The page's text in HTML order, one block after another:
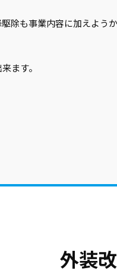
除も事業内容に加えよう
ます。
外装